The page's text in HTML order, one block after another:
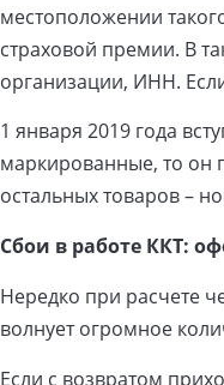
местоположении
страховой премии. В
организации, ИНН.
1 января 2019 года
маркированные, то он
остальных товаров –
Сбои в работе ККТ:
Нередко при расчете
волнует огромное
Если с возвратом